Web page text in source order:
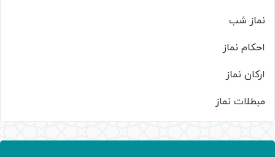
نماز شب
احکام نماز
ارکان نماز
مبطلات نماز